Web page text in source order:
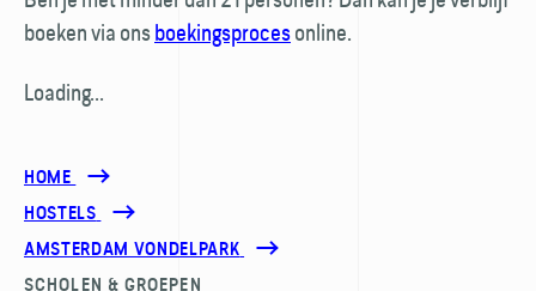
boeken via onsboekingsprocesonline.
Loading...
HOME
HOSTELS
AMSTERDAM VONDELPARK
SCHOLEN & GROEPEN